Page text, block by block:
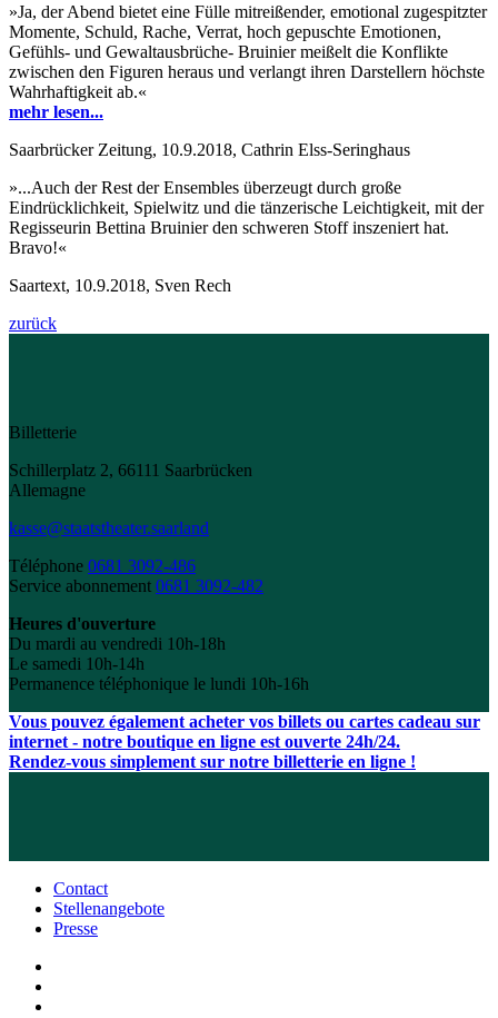
»Ja, der Abend bietet eine Fülle mitreißender, emotional zugespitzter
Momente, Schuld, Rache, Verrat, hoch gepuschte Emotionen,
Gefühls- und Gewaltausbrüche- Bruinier meißelt die Konflikte
zwischen den Figuren heraus und verlangt ihren Darstellern höchste
Wahrhaftigkeit ab.«
mehr lesen...
Saarbrücker Zeitung, 10.9.2018, Cathrin Elss-Seringhaus
»...Auch der Rest der Ensembles überzeugt durch große
Eindrücklichkeit, Spielwitz und die tänzerische Leichtigkeit, mit der
Regisseurin Bettina Bruinier den schweren Stoff inszeniert hat.
Bravo!«
Saartext, 10.9.2018, Sven Rech
zurück
Billetterie
Schillerplatz 2, 66111 Saarbrücken
Allemagne
kasse@staatstheater.saarland
Téléphone 0681 3092-486
Service abonnement 0681 3092-482
Heures d'ouverture
Du mardi au vendredi 10h-18h
Le samedi 10h-14h
Permanence téléphonique le lundi 10h-16h
Vous pouvez également acheter vos billets ou cartes cadeau sur
internet - notre boutique en ligne est ouverte 24h/24.
Rendez-vous simplement sur notre billetterie en ligne !
Contact
Stellenangebote
Presse